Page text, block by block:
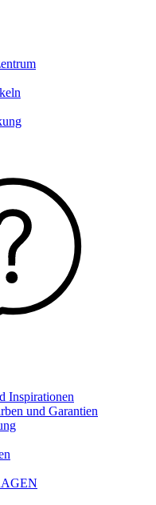
Inspirationen
und Garantien